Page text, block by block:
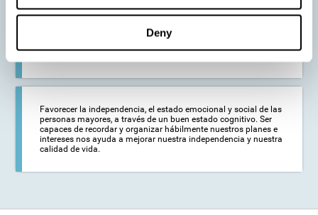
Deny
Fortalecer el estado cognitivo de las personas que estén
comenzando a sufrir alguna patología cognitiva. Las
Alzheimer, no tienen cura. No obstante, un adecuado
Favorecer la independencia, el estado emocional y social de las
personas mayores, a través de un buen estado cognitivo. Ser
capaces de recordar y organizar hábilmente nuestros planes e
intereses nos ayuda a mejorar nuestra independencia y nuestra
calidad de vida.